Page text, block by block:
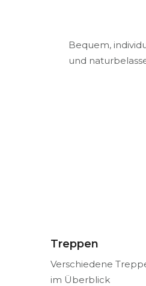
Bequem,
und
Treppen
Verschiedene
im Überblick